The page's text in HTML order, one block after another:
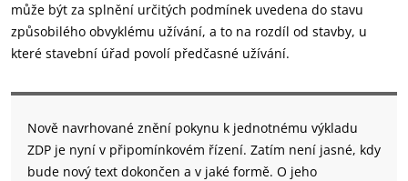
může být za splnění určitých podmínek uvedena do stavu
způsobilého obvyklému užívání, a to na rozdíl od stavby, u
které stavební úřad povolí předčasné užívání.
Nově navrhované znění pokynu k jednotnému výkladu
ZDP je nyní v připomínkovém řízení. Zatím není jasné, kdy
bude nový text dokončen a v jaké formě. O jeho